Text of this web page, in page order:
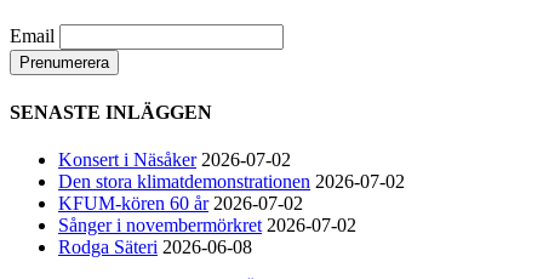
Nimbus är Melvin Andreassen/ Adil Backman &
Ruben Granditsky och de är för kvällen
Helen Sjöholm
2 months ago
Email
SENASTE INLÄGGEN
Konsert i Näsåker 2026-07-02
Den stora klimatdemonstrationen 2026-07-02
KFUM-kören 60 år 2026-07-02
Sånger i novembermörkret 2026-07-02
Rodga Säteri 2026-06-08